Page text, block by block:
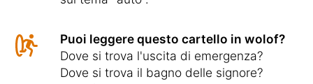
Puoi leggere questo cartello in wolof?
Dove si trova l'uscita di emergenza?
Dove si trova il bagno delle signore?